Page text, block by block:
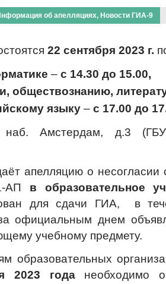
об апелляциях, Новости ГИА-9
22 сентября 2023 г.
– с 14.30 до 15.00,
обществознанию,
языку – с 17.00 до
наб. Амстердам, д.3
апелляцию о
АП в образовательное
для сдачи ГИА, в
официальным днем
учебному предмету.
образовательных
2023 годанеобходимо